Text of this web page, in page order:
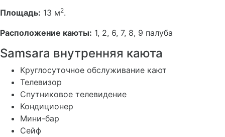
Площадь: 13 м2.
Расположение каюты: 1, 2, 6, 7, 8, 9 палуба
Samsara внутренняя каюта
Круглосуточное обслуживание кают
Телевизор
Спутниковое телевидение
Кондиционер
Мини-бар
Сейф